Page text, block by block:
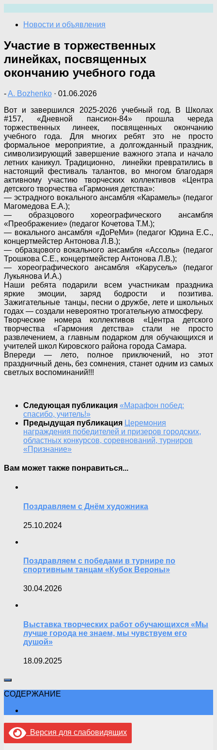
содержимому
Новости и объявления
Участие в торжественных
линейках, посвященных
окончанию учебного года
-A. Bozhenko · 01.06.2026
Вот и завершился 2025-2026 учебный год. В Школах
#157, «Дневной пансион-84» прошла череда
торжественных линеек, посвященных окончанию
учебного года. Для многих ребят это не просто
формальное мероприятие, а долгожданный праздник,
символизирующий завершение важного этапа и начало
летних каникул. Традиционно, линейки превратились в
настоящий фестиваль талантов, во многом благодаря
активному участию творческих коллективов «Центра
детского творчества «Гармония детства»:
— эстрадного вокального ансамбля «Карамель» (педагог
Магомедова Е.А.);
— образцового хореографического ансамбля
«Преображение» (педагог Кочетова Т.М.);
— вокального ансамбля «ДоРеМи» (педагог Юдина Е.С.,
концертмейстер Антонова Л.В.);
— образцового вокального ансамбля «Ассоль» (педагог
Трошкова С.Е., концертмейстер Антонова Л.В.);
— хореографического ансамбля «Карусель» (педагог
Лукьянова И.А.)
Наши ребята подарили всем участникам праздника
яркие эмоции, заряд бодрости и позитива.
Зажигательные танцы, песни о дружбе, лете и школьных
годах — создали невероятно трогательную атмосферу.
Творческие номера коллективов «Центра детского
творчества «Гармония детства» стали не просто
развлечением, а главным подарком для обучающихся и
учителей школ Кировского района города Самара.
Впереди — лето, полное приключений, но этот
праздничный день, без сомнения, станет одним из самых
светлых воспоминаний!!!
Следующая публикация «Марафон побед:
спасибо, учитель!»
Предыдущая публикация Церемония
награждения победителей и призеров городских,
областных конкурсов, соревнований, турниров
«Признание»
Вам может также понравиться...
Поздравляем с Днём художника
25.10.2024
Поздравляем с победами в турнире по
спортивным танцам «Кубок Вероны»
30.04.2026
Выставка творческих работ обучающихся «Мы
лучше города не знаем, мы чувствуем его
душой»
18.09.2025
СОДЕРЖАНИЕ
Версия для слабовидящих